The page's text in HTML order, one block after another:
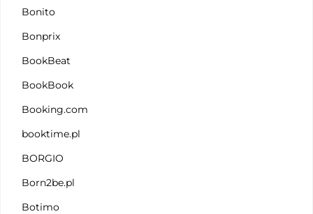
Bonito
Bonprix
BookBeat
BookBook
Booking.com
booktime.pl
BORGIO
Born2be.pl
Botimo